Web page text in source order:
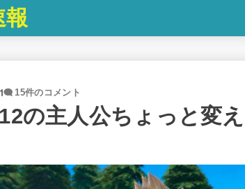
報
15件のコメント
の主人公ちょっと変